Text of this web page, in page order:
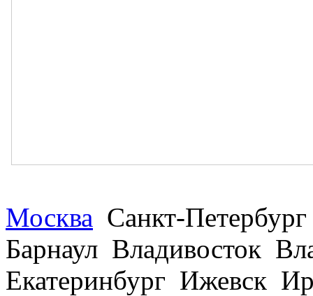
Москва Санкт-
Барнаул Владивосток
Екатеринбург Ижевск